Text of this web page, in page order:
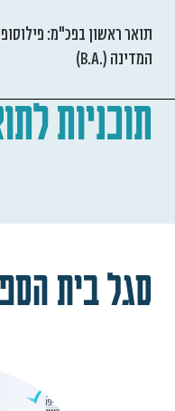
תואר ראשון בפכ"מ:
המדינה (.B.A)
תוכניות
סגל בית